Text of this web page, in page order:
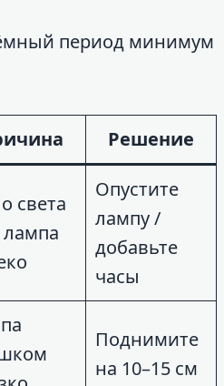
период минимум
Решение
света
Опустите
лампу /
добавьте
часы
Поднимите
на 10–15 см